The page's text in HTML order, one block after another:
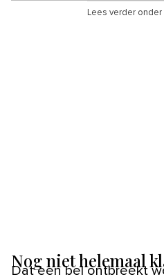
Lees verder
Nog niet helemaal
Dat een bel ontbreekt wordt ruimschoots